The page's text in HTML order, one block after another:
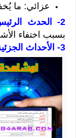
عزائي: ما
2- الحدث الرئيس:
بسبب اختفاء
3- الأحداث الجزئية: